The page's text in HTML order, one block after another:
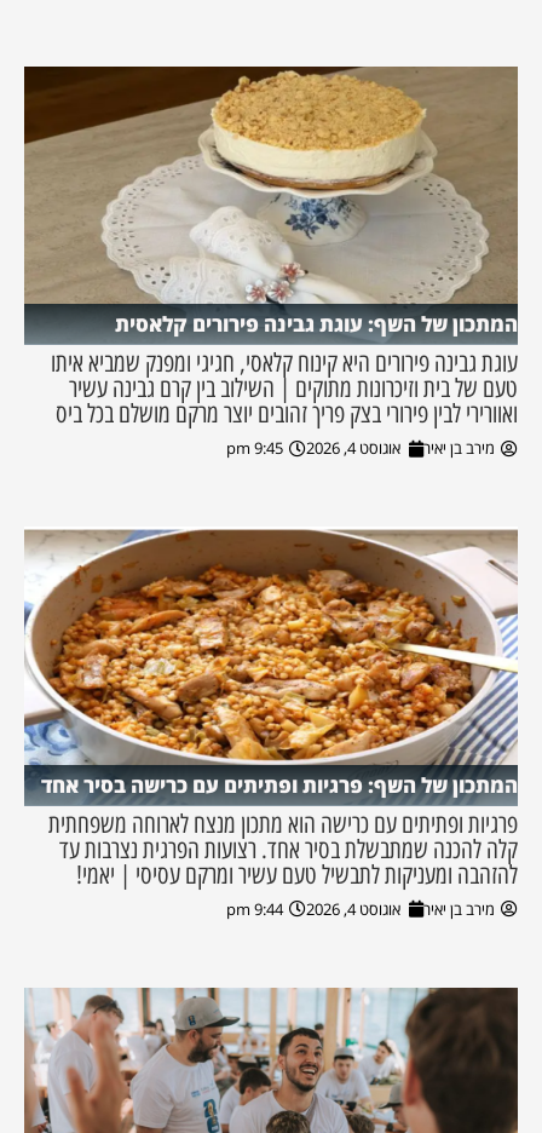
המתכון של השף: עוגת גבינה פירורים קלאסית
עוגת גבינה פירורים היא קינוח קלאסי, חגיגי ומפנק שמביא איתו
טעם של בית וזיכרונות מתוקים | השילוב בין קרם גבינה עשיר
ואוורירי לבין פירורי בצק פריך זהובים יוצר מרקם מושלם בכל ביס
מירב בן יאיר אוגוסט 4, 2026 9:45 pm
המתכון של השף: פרגיות ופתיתים עם כרישה בסיר אחד
פרגיות ופתיתים עם כרישה הוא מתכון מנצח לארוחה משפחתית
קלה להכנה שמתבשלת בסיר אחד. רצועות הפרגית נצרבות עד
להזהבה ומעניקות לתבשיל טעם עשיר ומרקם עסיסי | יאמי!
מירב בן יאיר אוגוסט 4, 2026 9:44 pm